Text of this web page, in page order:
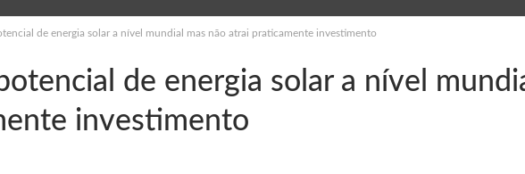
de energia solar a nível mundial mas não atrai praticamente investimento
de energia solar a nível
investimento